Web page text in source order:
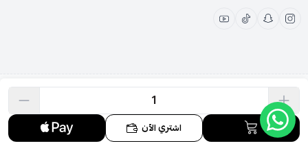
اشتري الآن
الحقوق محفوظة | 2026 متجر نجد